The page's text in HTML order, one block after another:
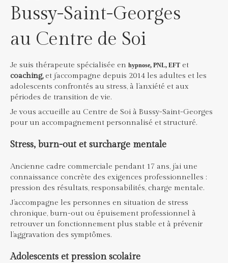
Bussy-Saint-Georges
au Centre de Soi
Je suis thérapeute spécialisée en hypnose, PNL, EFT et
coaching,et j’accompagne depuis 2014 les adultes et les
adolescents confrontés au stress, à l’anxiété et aux
périodes de transition de vie.
Je vous accueille au Centre de Soi à Bussy-Saint-Georges
pour un accompagnement personnalisé et structuré.
Stress, burn-out et surcharge mentale
Ancienne cadre commerciale pendant 17 ans, j’ai une
connaissance concrète des exigences professionnelles :
pression des résultats, responsabilités, charge mentale.
J’accompagne les personnes en situation de stress
chronique, burn-out ou épuisement professionnel à
retrouver un fonctionnement plus stable et à prévenir
l’aggravation des symptômes.
Adolescents et pression scolaire